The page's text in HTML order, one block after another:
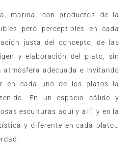
marina, con productos de la
pero perceptibles en cada
justa del concepto, de las
y elaboración del plato, sin
atmósfera adecuada e invitando
en cada uno de los platos la
En un espacio cálido y
esculturas aquí y allí, y en la
y diferente en cada plato…